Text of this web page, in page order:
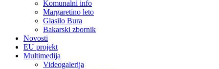
Komunalni info
Margaretino leto
Glasilo Bura
Bakarski zbornik
Novosti
EU projekt
Multimedija
Videogalerija